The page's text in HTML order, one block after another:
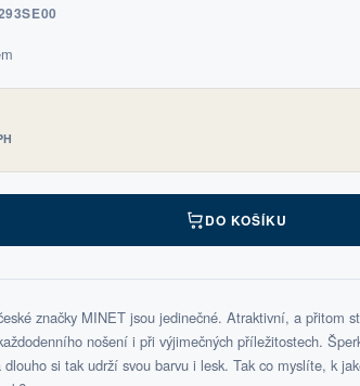
DO KOŠÍKU
značky MINET jsou jedinečné. Atraktivní, a přitom
nošení i při výjimečných příležitostech.
dlouho si tak udrží svou barvu i lesk. Tak co myslíte, k